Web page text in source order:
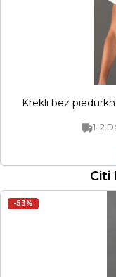
Krekli bez
1-2
Citi
-53%